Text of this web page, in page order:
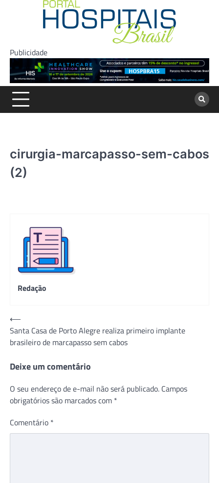
Publicidade
cirurgia-marcapasso-sem-cabos
(2)
Redação
Navegação
de
Post
⟵
Santa Casa de Porto Alegre realiza primeiro implante
brasileiro de marcapasso sem cabos
Deixe um comentário
O seu endereço de e-mail não será publicado. Campos
obrigatórios são marcados com *
Comentário *